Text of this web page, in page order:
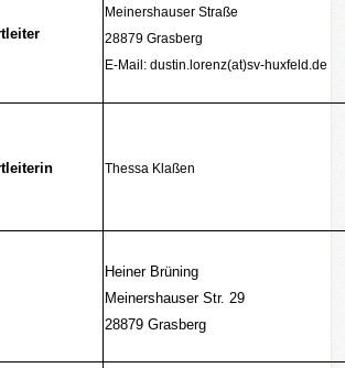
Meinershauser Straße
28879 Grasberg
E-Mail: dustin.lorenz(at)sv-huxfeld.de
Thessa Klaßen
Heiner Brüning
Meinershauser Str. 29
28879 Grasberg